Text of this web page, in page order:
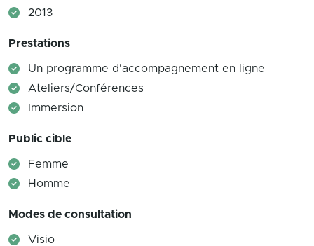
2013
Prestations
Un programme d'accompagnement en ligne
Ateliers/Conférences
Immersion
Public cible
Femme
Homme
Modes de consultation
Visio